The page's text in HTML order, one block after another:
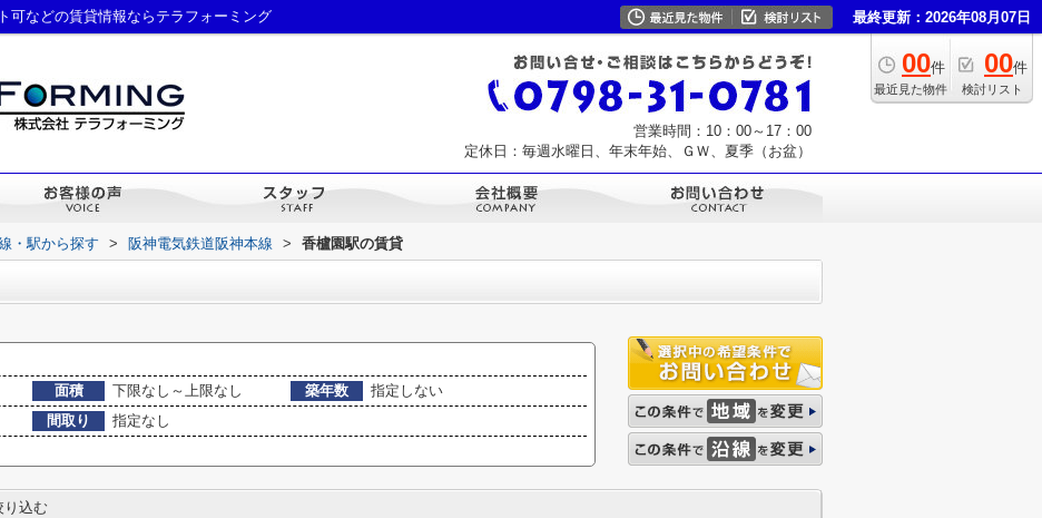
可などの賃貸情報ならテラフォーミング 最終更新：2026年08月07日
00件
最近見た物件
00件
検討リスト
営業時間：10：00～17：00
定休日：毎週水曜日、年末年始、ＧＷ、夏季（お盆）
・駅から探す > 阪神電気鉄道阪神本線 > 香櫨園駅の賃貸
面積 下限なし～上限なし 築年数
指定しない
間取り
指定なし
込む